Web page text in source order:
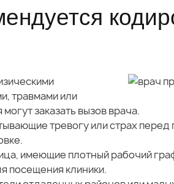
травмами или
заказать вызов врача.
тревогу или страх перед
имеющие плотный рабочий
посещения клиники.